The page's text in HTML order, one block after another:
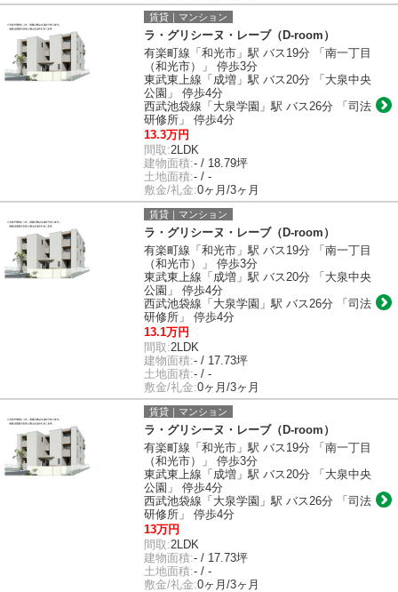
賃貸｜マンション
ラ・グリシーヌ・レーブ（D-room）
有楽町線「和光市」駅 バス19分 「南一丁目
（和光市）」 停歩3分
東武東上線「成増」駅 バス20分 「大泉中央
公園」 停歩4分
西武池袋線「大泉学園」駅 バス26分 「司法
研修所」 停歩4分
13.3万円
間取:2LDK
建物面積:- / 18.79坪
土地面積:- / -
敷金/礼金:0ヶ月/3ヶ月
賃貸｜マンション
ラ・グリシーヌ・レーブ（D-room）
有楽町線「和光市」駅 バス19分 「南一丁目
（和光市）」 停歩3分
東武東上線「成増」駅 バス20分 「大泉中央
公園」 停歩4分
西武池袋線「大泉学園」駅 バス26分 「司法
研修所」 停歩4分
13.1万円
間取:2LDK
建物面積:- / 17.73坪
土地面積:- / -
敷金/礼金:0ヶ月/3ヶ月
賃貸｜マンション
ラ・グリシーヌ・レーブ（D-room）
有楽町線「和光市」駅 バス19分 「南一丁目
（和光市）」 停歩3分
東武東上線「成増」駅 バス20分 「大泉中央
公園」 停歩4分
西武池袋線「大泉学園」駅 バス26分 「司法
研修所」 停歩4分
13万円
間取:2LDK
建物面積:- / 17.73坪
土地面積:- / -
敷金/礼金:0ヶ月/3ヶ月